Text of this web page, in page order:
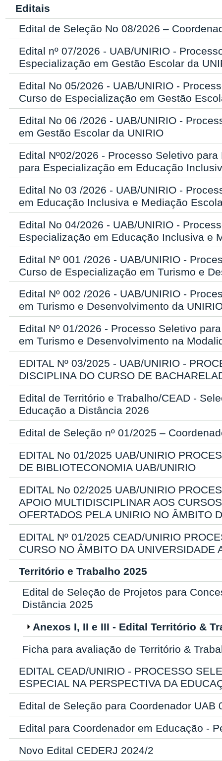
Editais
Edital de Seleção No 08/2026 –
Edital nº 07/2026 - UAB/UNIRIO -
Especialização em Gestão Escolar da
Edital No 05/2026 - UAB/UNIRIO -
Curso de Especialização em Gestão
Edital No 06 /2026 - UAB/UNIRIO -
em Gestão Escolar da UNIRIO
Edital Nº02/2026 - Processo Seletivo
para Especialização em Educação
Edital No 03 /2026 - UAB/UNIRIO -
em Educação Inclusiva e Mediação
Edital No 04/2026 - UAB/UNIRIO -
Especialização em Educação Inclusiva e
Edital Nº 001 /2026 - UAB/UNIRIO -
Curso de Especialização em Turismo e
Edital Nº 002 /2026 - UAB/UNIRIO -
em Turismo e Desenvolvimento da
Edital Nº 01/2026 - Processo Seletivo
em Turismo e Desenvolvimento na
EDITAL Nº 03/2025 - UAB/UNIRIO -
DISCIPLINA DO CURSO DE
Edital de Território e Trabalho/CEAD -
Educação a Distância 2026
Edital de Seleção nº 01/2025 –
EDITAL No 01/2025 UAB/UNIRIO
DE BIBLIOTECONOMIA UAB/UNIRIO
EDITAL No 02/2025 UAB/UNIRIO
APOIO MULTIDISCIPLINAR AOS
OFERTADOS PELA UNIRIO NO ÂMBITO
EDITAL Nº 01/2025 CEAD/UNIRIO
CURSO NO ÂMBITO DA UNIVERSIDADE
Território e Trabalho 2025
Edital de Seleção de Projetos para
Distância 2025
Anexos I, II e III - Edital Território &
Ficha para avaliação de Território &
EDITAL CEAD/UNIRIO - PROCESSO
ESPECIAL NA PERSPECTIVA DA
Edital de Seleção para Coordenador UAB
Edital para Coordenador em Educação -
Novo Edital CEDERJ 2024/2